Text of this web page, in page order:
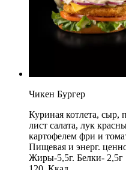
Чикен Бургер
Куриная котлета,
лист салата, лук
картофелем фри и
Пищевая и энерг.
Жиры-5,5г. Белки- 2,5г